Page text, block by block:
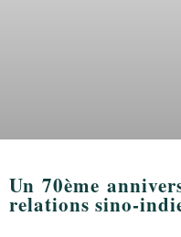
Un 70ème
relations sino-